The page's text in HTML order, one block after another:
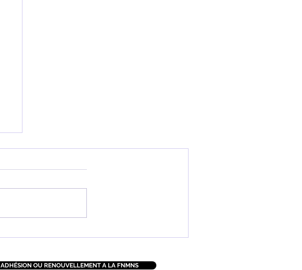
ADHÉSION OU RENOUVELLEMENT A LA FNMNS